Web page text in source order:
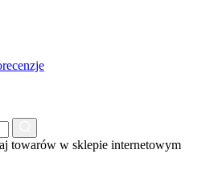
towarów w sklepie internetowym